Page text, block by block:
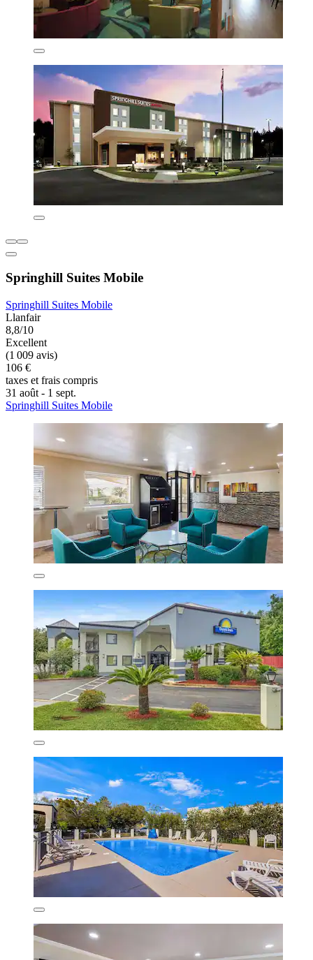
Springhill Suites Mobile
Springhill Suites Mobile
Llanfair
8,8/10
Excellent
(1 009 avis)
106 €
taxes et frais compris
31 août - 1 sept.
Springhill Suites Mobile